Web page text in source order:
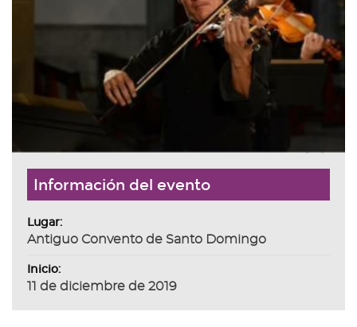
Información del evento
Lugar:
Antiguo Convento de Santo Domingo
Inicio:
11 de diciembre de 2019